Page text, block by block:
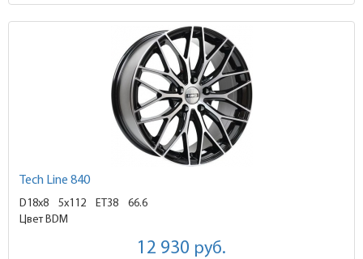
Tech Line 840
D18x8 5x112 ET38
66.6
Цвет BDM
12 930 руб.